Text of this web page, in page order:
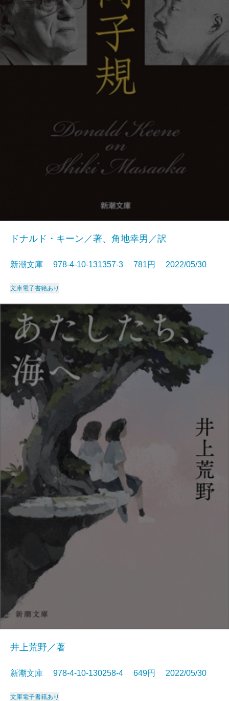
ドナルド・キーン／著、角地幸男／訳
新潮文庫 978-4-10-131357-3 781円 2022/05/30
文庫電子書籍あり
井上荒野／著
新潮文庫 978-4-10-130258-4 649円 2022/05/30
文庫電子書籍あり